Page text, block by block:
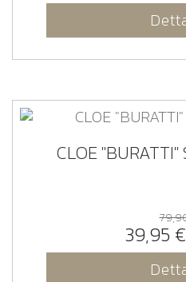
CLOE "BURATTI"
39,95 €